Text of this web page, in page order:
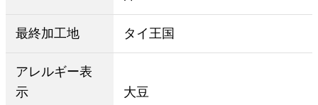
最終加工地 タイ王国
アレルギー表
示
大豆